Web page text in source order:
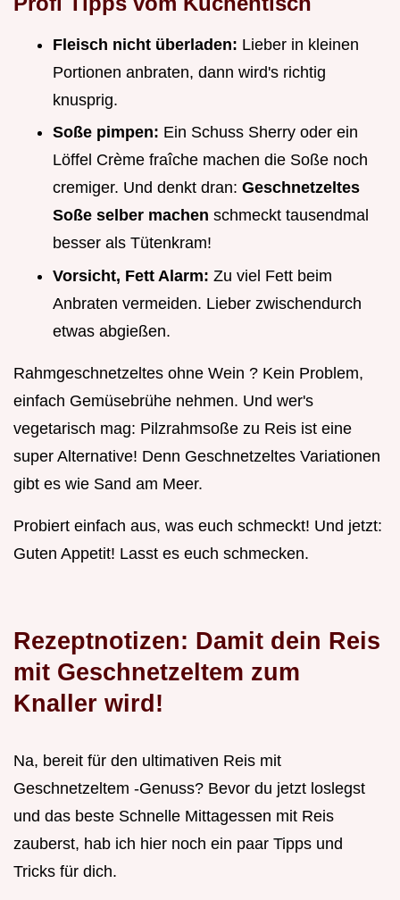
Fleisch nicht überladen: Lieber in kleinen
Portionen anbraten, dann wird's richtig
knusprig.
Soße pimpen: Ein Schuss Sherry oder ein
Löffel Crème fraîche machen die Soße noch
cremiger. Und denkt dran: Geschnetzeltes
Soße selber machen schmeckt tausendmal
besser als Tütenkram!
Vorsicht, Fett Alarm: Zu viel Fett beim
Anbraten vermeiden. Lieber zwischendurch
etwas abgießen.
Rahmgeschnetzeltes ohne Wein ? Kein Problem,
einfach Gemüsebrühe nehmen. Und wer's
vegetarisch mag: Pilzrahmsoße zu Reis ist eine
super Alternative! Denn Geschnetzeltes Variationen
gibt es wie Sand am Meer.
Probiert einfach aus, was euch schmeckt! Und jetzt:
Guten Appetit! Lasst es euch schmecken.
Rezeptnotizen: Damit dein Reis
mit Geschnetzeltem zum
Knaller wird!
Na, bereit für den ultimativen Reis mit
Geschnetzeltem -Genuss? Bevor du jetzt loslegst
und das beste Schnelle Mittagessen mit Reis
zauberst, hab ich hier noch ein paar Tipps und
Tricks für dich.